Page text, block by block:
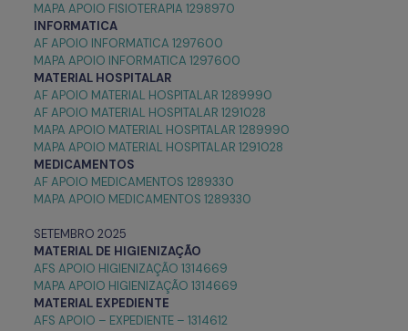
MAPA APOIO FISIOTERAPIA 1298970
INFORMATICA
AF APOIO INFORMATICA 1297600
MAPA APOIO INFORMATICA 1297600
MATERIAL HOSPITALAR
AF APOIO MATERIAL HOSPITALAR 1289990
AF APOIO MATERIAL HOSPITALAR 1291028
MAPA APOIO MATERIAL HOSPITALAR 1289990
MAPA APOIO MATERIAL HOSPITALAR 1291028
MEDICAMENTOS
AF APOIO MEDICAMENTOS 1289330
MAPA APOIO MEDICAMENTOS 1289330
SETEMBRO 2025
MATERIAL DE HIGIENIZAÇÃO
AFS APOIO HIGIENIZAÇÃO 1314669
MAPA APOIO HIGIENIZAÇÃO 1314669
MATERIAL EXPEDIENTE
AFS APOIO – EXPEDIENTE – 1314612